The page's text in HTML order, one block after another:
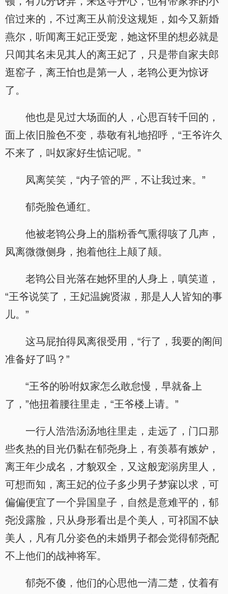
倌过来的，不过离王从前没这规矩，如今又新婚
燕尔，听闻离王妃正受宠，她这怀里的想必就是
只闻其名未见其人的离王妃了，只是带自家夫郎
逛窑子，离王怕也是第一人，老鸨公更为惊讶
了。
他也是见过大场面的人，心思百转千回的，
面上依旧脸色不变，恭敬有礼地招呼，“王爷许久
不来了，叫奴家好生惦记呢。”
凤离笑笑，“内子管的严，不让我过来。”
郁尧脸色通红。
他被老鸨公身上的脂粉香气熏得咳了几声，
凤离微微侧身，抱着他往上颠了颠。
老鸨公目光落在她怀里的人身上，嗔笑道，
“王爷说笑了，王妃温婉贤淑，那是人人皆知的事
儿。”
这马屁拍得凤离很受用，“行了，我要的阁间
准备好了吗？”
“王爷的吩咐奴家怎么敢怠慢，早就备上
了，”他扭着腰往里走，“王爷楼上请。”
一行人浩浩汤汤地往里走，走远了，门口那
些炙热的目光仍黏在郁尧身上，有羡慕有嫉妒，
离王年少成名，才貌双全，又这般宠溺房里人，
可想而知，离王妃的位子多少男子梦寐以求，可
偏偏便宜了一个异国皇子，自然是意难平的，郁
尧没露脸，只从身形看出是个美人，可祁国不缺
美人，凡有几分姿色的未婚男子都会觉得郁尧配
不上他们的战神将军。
郁尧不傻，他们的心思他一清二楚，仗着有